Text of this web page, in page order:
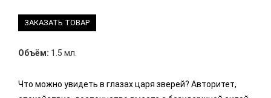
ЗАКАЗАТЬ ТОВАР
Объём: 1.5 мл.
Что можно увидеть в глазах царя зверей? Авторитет,